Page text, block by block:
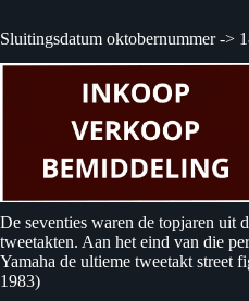
Sluitingsdatum oktobernummer ->
De seventies waren de topjaren uit
tweetakten. Aan het eind van die
Yamaha de ultieme tweetakt street
1983)